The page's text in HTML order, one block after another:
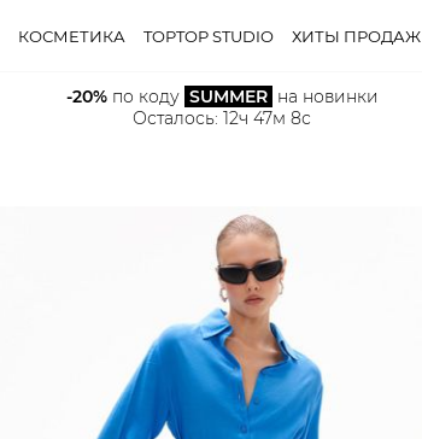
КОСМЕТИКА TOPTOP STUDIO ХИТЫ ПРОДАЖ
-20% по коду SUMMER на новинки
Осталось: 12ч 47м 6с